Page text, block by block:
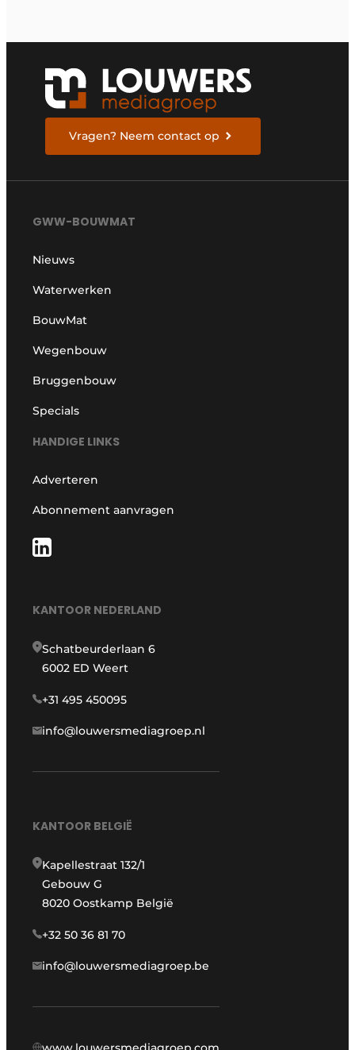
Vragen? Neem contact op
GWW-BOUWMAT
Nieuws
Waterwerken
BouwMat
Wegenbouw
Bruggenbouw
Specials
HANDIGE LINKS
Adverteren
Abonnement aanvragen
KANTOOR NEDERLAND
Schatbeurderlaan 6
6002 ED Weert
+31 495 450095
info@louwersmediagroep.nl
KANTOOR BELGIË
Kapellestraat 132/1
Gebouw G
8020 Oostkamp België
+32 50 36 81 70
info@louwersmediagroep.be